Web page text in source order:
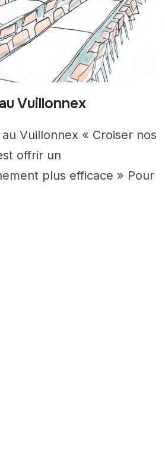
Vuillonnex
Vuillonnex « Croiser nos
offrir un
plus efficace » Pour